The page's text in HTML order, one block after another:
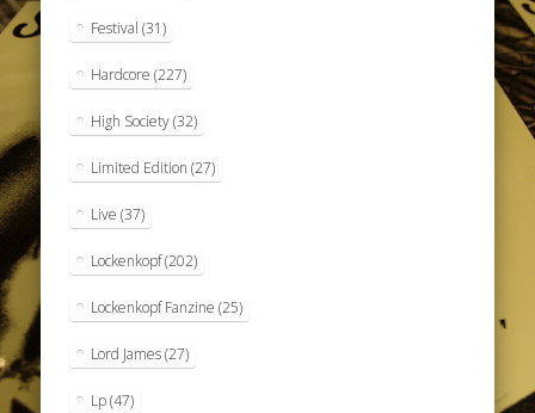
Festival (31)
Hardcore (227)
High Society(32)
Limited Edition (27)
Live (37)
Lockenkopf(202)
Lockenkopf Fanzine (25)
Lord James(27)
Lp(47)